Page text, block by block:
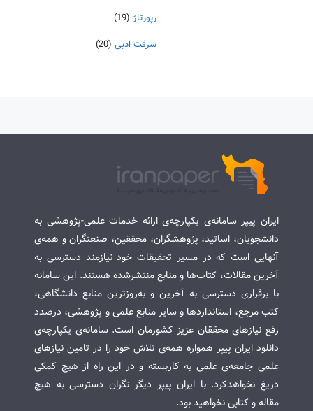
رپورتاژ (19)
سرقت ادبی (20)
ایران پیپر سامانه‌ی یکپارچه‌ی ارائه خدمات علمی-پژوهشی به
دانشجویان، اساتید، پژوهشگران، محققین، صنعتگران و همه‌ی
آنهایی است که در مسیر تحقیقات خود نیازمند دسترسی به
آخرین مقالات، کتاب‌ها و منابع منتشرشده هستند. این سامانه
با برقراری دسترسی به آخرین و به‌روزترین منابع دانشگاهی،
کتب مرجع، استانداردها و سایر منابع علمی و پژوهشی، درصدد
رفع نیازهای محققان عزیز کشورمان است. سامانه‌ی یکپارچه‌ی
دانلود ایران پیپر همواره همه‌ی تلاش خود را در تامین نیازهای
علمی جامعه‌ی علمی به کاربسته و در این راه از هیچ کمکی
دریغ نخواهدکرد. با ایران پیپر دیگر نگران دسترسی به هیچ
مقاله و کتابی نخواهید بود.